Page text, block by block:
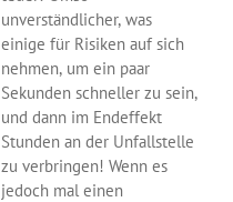
unverständlicher, was
einige für Risiken auf sich
nehmen, um ein paar
Sekunden schneller zu sein,
und dann im Endeffekt
Stunden an der Unfallstelle
zu verbringen! Wenn es
jedoch mal einen